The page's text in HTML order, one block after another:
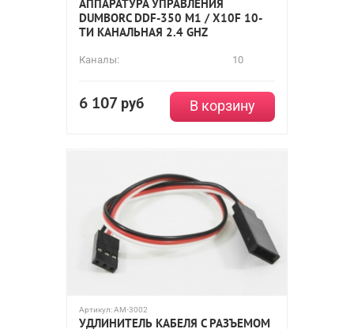
АППАРАТУРА УПРАВЛЕНИЯ
DUMBORC DDF-350 M1 / X10F 10-
ТИ КАНАЛЬНАЯ 2.4 GHZ
Каналы: 10
6 107 руб В корзину
Артикул:AM-3002
УДЛИНИТЕЛЬ КАБЕЛЯ С РАЗЪЕМОМ